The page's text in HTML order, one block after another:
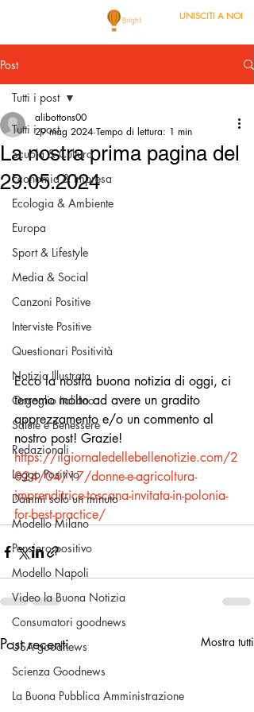
UNISCITI A NOI
Post
Tutti i post
Scuola & Cultura
Economia & Impresa
Ecologia & Ambiente
Europa
Sport & Lifestyle
Media & Social
Canzoni Positive
Interviste Positive
Questionari Positività
Notizia Illustrata
Orgoglio Italiano
Salute e Benessere
Redazionali
Leggo Positivo
Dammi solo un minuto
Modello Milano
Pensiero positivo
Modello Napoli
Video la Buona Notizia
Consumatori goodnews
USA goodnews
Scienza Goodnews
La Buona Pubblica Amministrazione
Tutti i post
La nostra prima pagina del
29.05.2024
alibottons00
29 mag 2024 Tempo di lettura: 1 min
Ecco la nostra buona notizia di oggi, ci
terremo molto ad avere un gradito
apprezzamento e/o un commento al
nostro post! Grazie!
https://ilgiornaledellebellenotizie.com/2
024/04/17/donne-e-agricoltura-
imprenditrice-toscana-invitata-in-polonia-
for-best-practice/
Post recenti Mostra tutti